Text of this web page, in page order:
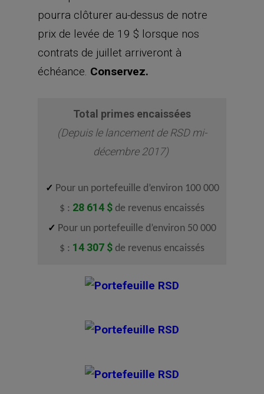
pourra clôturer au-dessus de notre
prix de levée de 19 $ lorsque nos
contrats de juillet arriveront à
échéance. Conservez.
Total primes encaissées
(Depuis le lancement de RSD mi-
décembre 2017)
✓ Pour un portefeuille d’environ 100 000
$ : 28 614 $ de revenus encaissés
✓ Pour un portefeuille d’environ 50 000
$ : 14 307 $ de revenus encaissés